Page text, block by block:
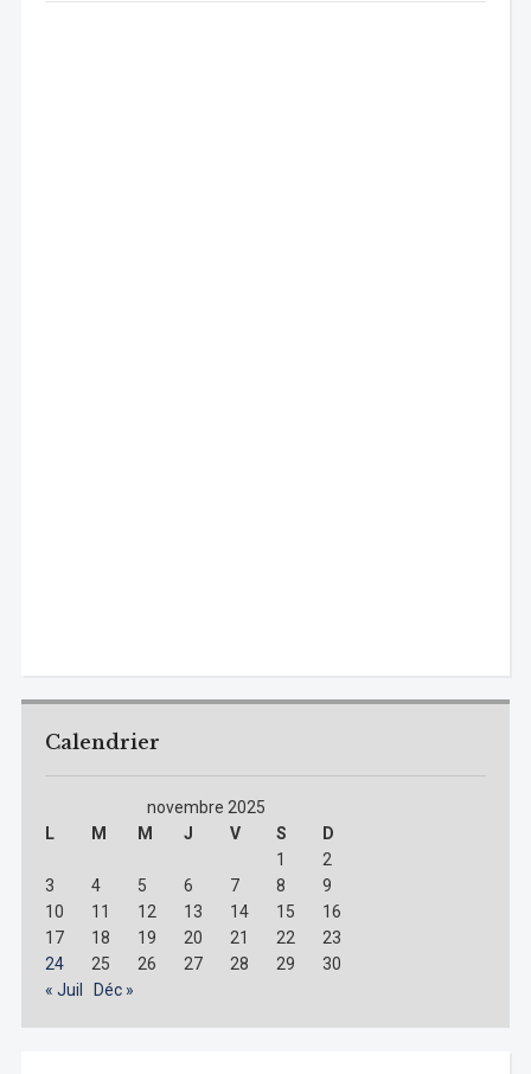
Calendrier
novembre 2025
L
M M J V S
D
1
2
3
4 5 6 7 8
9
10
11 12 13 14 15
16
17
18 19 20 21 22
23
24
25 26 27 28 29
30
« Juil
Déc »